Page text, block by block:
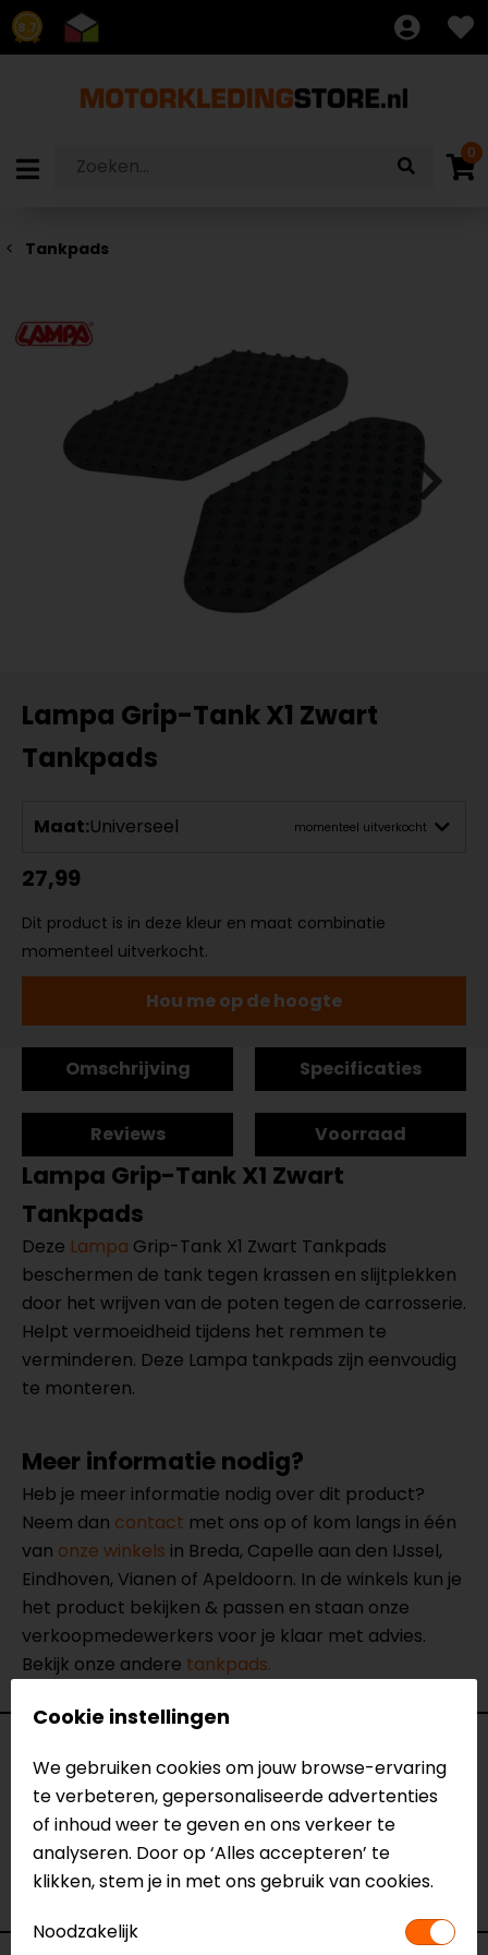
8.7
0
Tankpads
Lampa Grip-Tank X1 Zwart
Tankpads
Maat:Universeel momenteel uitverkocht
27,99
Dit product is in deze kleur en maat combinatie
momenteel uitverkocht.
Hou me op de hoogte
Omschrijving Specificaties
Reviews Voorraad
Lampa Grip-Tank X1 Zwart
Tankpads
Deze Lampa Grip-Tank X1 Zwart Tankpads
beschermen de tank tegen krassen en slijtplekken
door het wrijven van de poten tegen de carrosserie.
Helpt vermoeidheid tijdens het remmen te
verminderen. Deze Lampa tankpads zijn eenvoudig
te monteren.
Meer informatie nodig?
Heb je meer informatie nodig over dit product?
Neem dan contact met ons op of kom langs in één
van onze winkels in Breda, Capelle aan den IJssel,
Eindhoven, Vianen of Apeldoorn. In de winkels kun je
het product bekijken & passen en staan onze
verkoopmedewerkers voor je klaar met advies.
Bekijk onze andere tankpads.
Specificaties
Naam
Grip-Tank X1 Zwart Tankpads
Model
90508
Merk
Lampa
Kleur
Zwart
Cookie instellingen
We gebruiken cookies om jouw browse-ervaring
te verbeteren, gepersonaliseerde advertenties
of inhoud weer te geven en ons verkeer te
analyseren. Door op ‘Alles accepteren’ te
klikken, stem je in met ons gebruik van cookies.
Noodzakelijk